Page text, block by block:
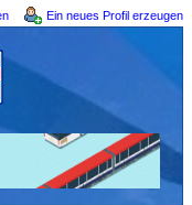
Ein neues Profil erzeugen